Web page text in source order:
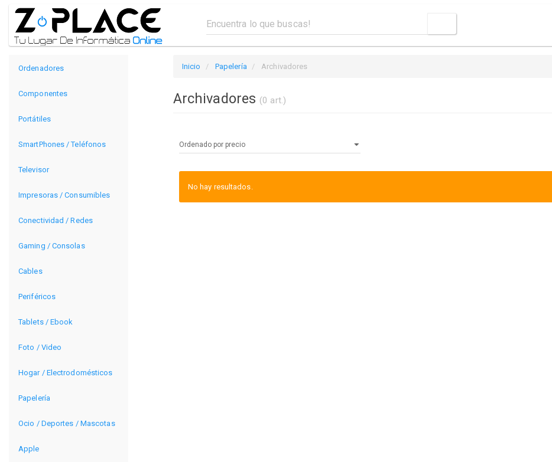
Ordenadores
Componentes
Portátiles
SmartPhones / Teléfonos
Televisor
Impresoras / Consumibles
Conectividad / Redes
Gaming / Consolas
Cables
Periféricos
Tablets / Ebook
Foto / Video
Hogar / Electrodomésticos
Papelería
Ocio / Deportes / Mascotas
Apple
Inicio Papelería Archivadores
Archivadores (0 art.)
No hay resultados.